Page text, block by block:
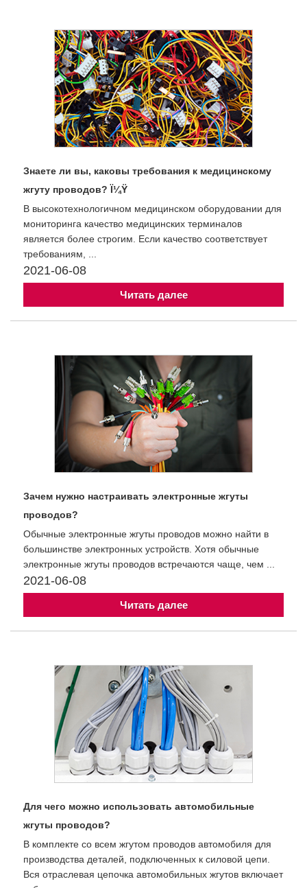
Знаете ли вы, каковы требования к медицинскому
жгуту проводов? Ï¼Ÿ
В высокотехнологичном медицинском оборудовании для
мониторинга качество медицинских терминалов
является более строгим. Если качество соответствует
требованиям, ...
2021-06-08
Читать далее
Зачем нужно настраивать электронные жгуты
проводов?
Обычные электронные жгуты проводов можно найти в
большинстве электронных устройств. Хотя обычные
электронные жгуты проводов встречаются чаще, чем ...
2021-06-08
Читать далее
Для чего можно использовать автомобильные
жгуты проводов?
В комплекте со всем жгутом проводов автомобиля для
производства деталей, подключенных к силовой цепи.
Вся отраслевая цепочка автомобильных жгутов включает